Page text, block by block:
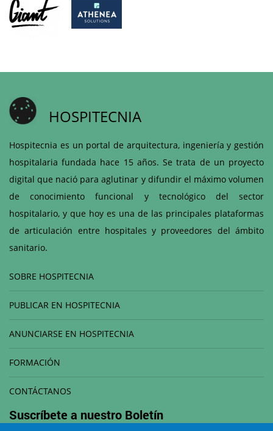
HOSPITECNIA
Hospitecnia es un portal de arquitectura, ingeniería y gestión
hospitalaria fundada hace 15 años. Se trata de un proyecto
digital que nació para aglutinar y difundir el máximo volumen
de conocimiento funcional y tecnológico del sector
hospitalario, y que hoy es una de las principales plataformas
de articulación entre hospitales y proveedores del ámbito
sanitario.
SOBRE HOSPITECNIA
PUBLICAR EN HOSPITECNIA
ANUNCIARSE EN HOSPITECNIA
FORMACIÓN
CONTÁCTANOS
Suscríbete a nuestro Boletín